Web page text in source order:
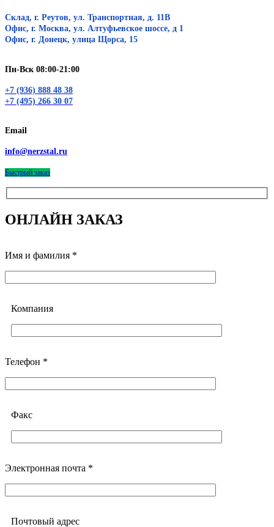
Склад, г. Реутов, ул. Транспортная, д. 11В
Офис, г. Москва, ул. Алтуфьевское шоссе, д 1
Офис, г. Донецк, улица Щорса, 15
Пн-Вск 08:00-21:00
+7 (936) 888 48 38
+7 (495) 266 30 07
Email
info@nerzstal.ru
Быстрый заказ
ОНЛАЙН ЗАКАЗ
Имя и фамилия *
Компания
Телефон *
Факс
Электронная почта *
Почтовый адреc